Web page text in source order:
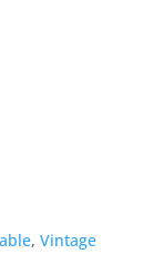
, Vintage